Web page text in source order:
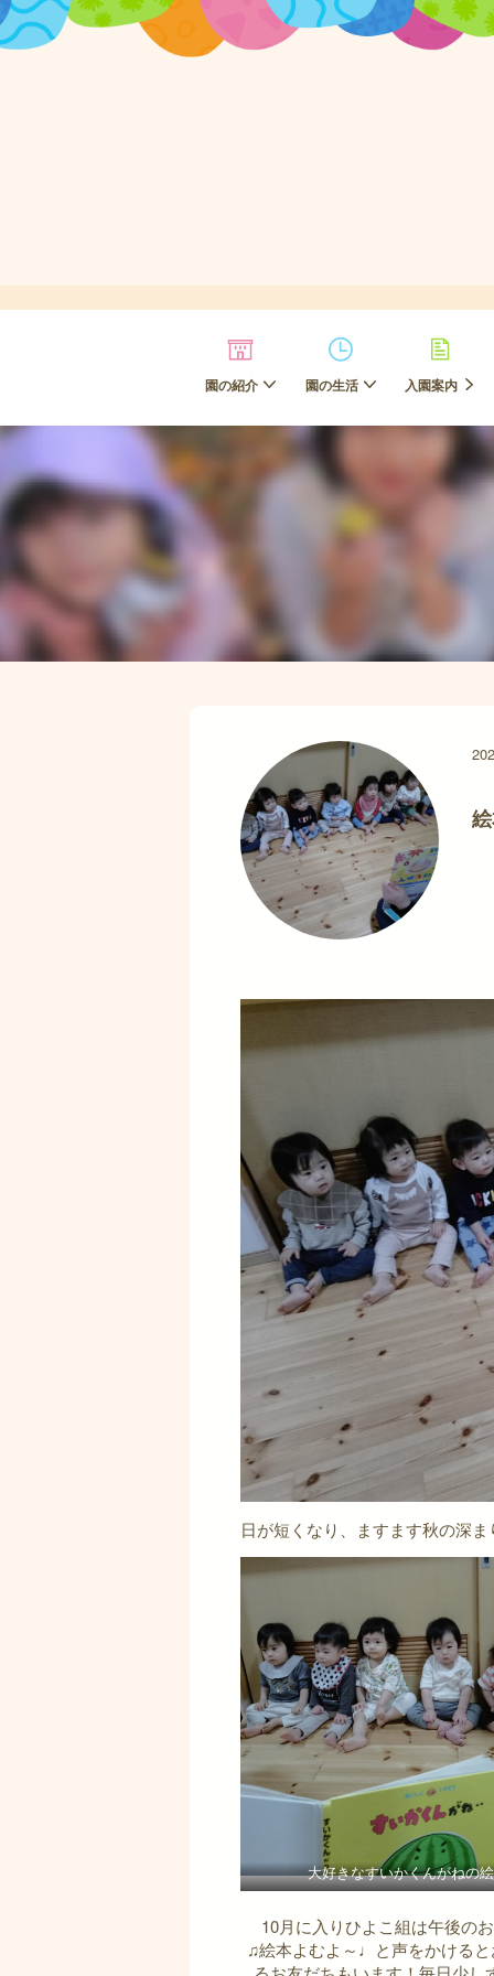
園の紹介 園の生活 入園案内
日が短くなり、ますます秋の深
大好きなすいかくんがねの
10月に入りひよこ組は午後の
♫絵本よむよ～♩と声をかける